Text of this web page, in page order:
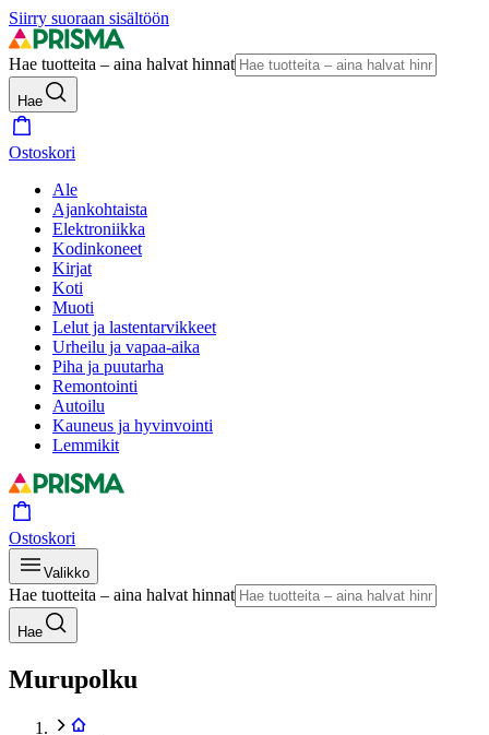
Siirry suoraan sisältöön
Hae tuotteita – aina halvat hinnat
Hae
Ostoskori
Ale
Ajankohtaista
Elektroniikka
Kodinkoneet
Kirjat
Koti
Muoti
Lelut ja lastentarvikkeet
Urheilu ja vapaa-aika
Piha ja puutarha
Remontointi
Autoilu
Kauneus ja hyvinvointi
Lemmikit
Ostoskori
Valikko
Hae tuotteita – aina halvat hinnat
Hae
Murupolku